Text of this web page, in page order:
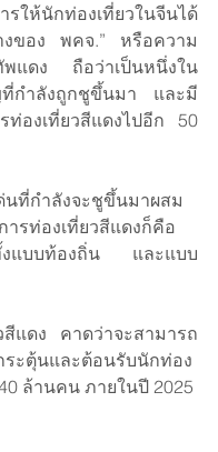
ห้นักท่องเที่ยวในจีนได้
งของ พคจ.” หรือความ
พแดง ถือว่าเป็นหนึ่งใน
ที่กำลังถูกชูขึ้นมา และมี
ท่องเที่ยวสีแดงไปอีก 50
นที่กำลังจะชูขึ้นมาผสม
ารท่องเที่ยวสีแดงก็คือ
แบบท้องถิ่น และแบบ
สีแดง คาดว่าจะสามารถ
ระตุ้นและต้อนรับนักท่อง
ล้านคน ภายในปี 2025